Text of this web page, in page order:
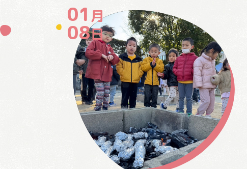
01 月
08日